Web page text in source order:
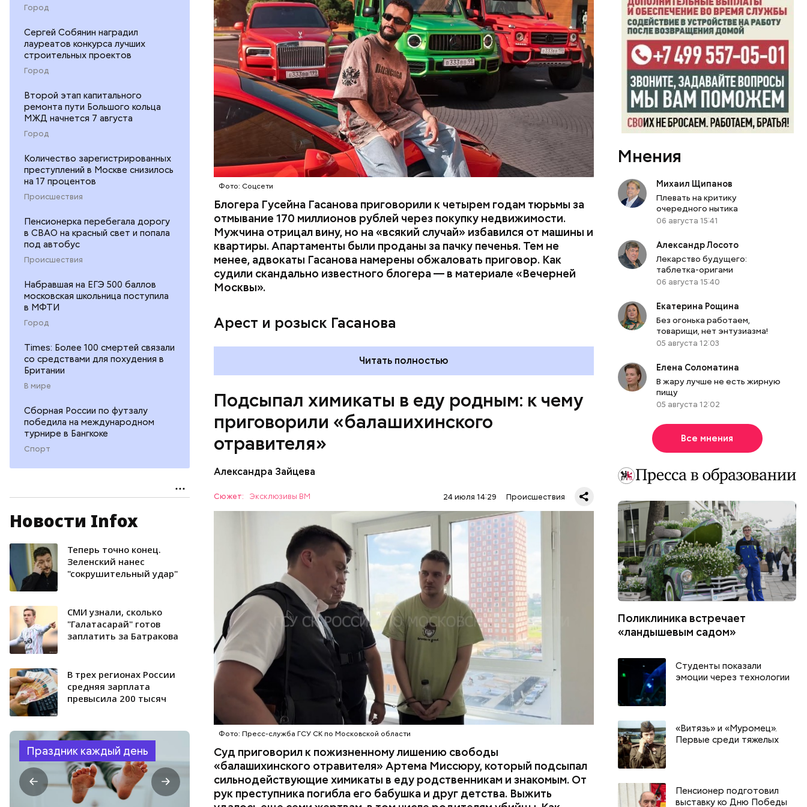
Город
Сергей Собянин наградил
лауреатов конкурса лучших
строительных проектов
Город
Второй этап капитального
ремонта пути Большого кольца
МЖД начнется 7 августа
Город
Количество зарегистрированных
преступлений в Москве снизилось
на 17 процентов
Происшествия
Пенсионерка перебегала дорогу
в СВАО на красный свет и попала
под автобус
Происшествия
Набравшая на ЕГЭ 500 баллов
московская школьница поступила
в МФТИ
Город
Times: Более 100 смертей связали
со средствами для похудения в
Британии
В мире
Сборная России по футзалу
победила на международном
турнире в Бангкоке
Спорт
Новости Infox
Теперь точно конец.
Зеленский нанес
"сокрушительный удар"
СМИ узнали, сколько
"Галатасарай" готов
заплатить за Батракова
В трех регионах России
средняя зарплата
превысила 200 тысяч
Праздник каждый день
Фото: Соцсети
Блогера Гусейна Гасанова приговорили к четырем годам тюрьмы за
отмывание 170 миллионов рублей через покупку недвижимости.
Мужчина отрицал вину, но на «всякий случай» избавился от машины и
квартиры. Апартаменты были проданы за пачку печенья. Тем не
менее, адвокаты Гасанова намерены обжаловать приговор. Как
судили скандально известного блогера — в материале «Вечерней
Москвы».
Арест и розыск Гасанова
размере. В тот же день мужчинузаочно арестовали.
Читать полностью
НАЛОГИ ПОИСК ЛЮДЕЙ ДЕНЬГИ
МВД
ГАСАН ГУСЕЙНОВ
Подсыпал химикаты в еду родным: к чему
приговорили «балашихинского
отравителя»
Александра Зайцева
Сюжет: Эксклюзивы ВМ 24 июля 14:29 Происшествия
Фото: Пресс-служба ГСУ СК по Московской области
Суд приговорил к пожизненному лишению свободы
«балашихинского отравителя» Артема Миссюру, который подсыпал
сильнодействующие химикаты в еду родственникам и знакомым. От
рук преступника погибла его бабушка и друг детства. Выжить
Все началось в июне, когда двое супругов обратились в местную
больницу с жалобами на плохое самочувствие. Врачи не смогли
поставить им точный диагноз, после чего анализы потерпевших
направили на экспертизу. В них специалисты обнаружили
сильнодействующий химикат дихлорэтан, который не мог попасть в
организм супругов случайно. То же самое вещество нашли в еде,
изъятой из квартиры пострадавших.
Play
Видео: пресс-служба ГСУ СК по Московской области
Началось расследование. В квартире потерпевших установили
скрытую камеру видеонаблюдения. На записи попал 25-летний сын
потерпевших Артем Миссюра, который тайно приходил в квартиру
матери и отчима и подсыпал им в еду химикаты. Также отравленную
пищу ела его младшая сестра.
БАЛАШИХА
РОДИТЕЛИ
СЛЕДСТВЕННЫЙ КОМИТЕТ
ЭКСПЕРТИЗЫ
Мнения
Михаил Щипанов
Плевать на критику
очередного нытика
06 августа 15:41
Александр Лосото
Лекарство будущего:
таблетка-оригами
06 августа 15:40
Екатерина Рощина
Без огонька работаем,
товарищи, нет энтузиазма!
05 августа 12:03
Елена Соломатина
В жару лучше не есть жирную
пищу
05 августа 12:02
Все мнения
Поликлиника встречает
«ландышевым садом»
Студенты показали
эмоции через технологии
«Витязь» и «Муромец».
Первые среди тяжелых
Пенсионер подготовил
выставку ко Дню Победы